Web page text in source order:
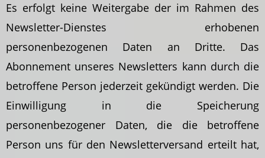
Es erfolgt keine Weitergabe der im Rahmen des
Newsletter-Dienstes erhobenen
personenbezogenen Daten an Dritte. Das
Abonnement unseres Newsletters kann durch die
betroffene Person jederzeit gekündigt werden. Die
Einwilligung in die Speicherung
personenbezogener Daten, die die betroffene
Person uns für den Newsletterversand erteilt hat,